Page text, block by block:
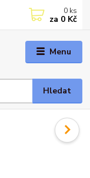
Menu
Hledat
0 ks
za 0 Kč